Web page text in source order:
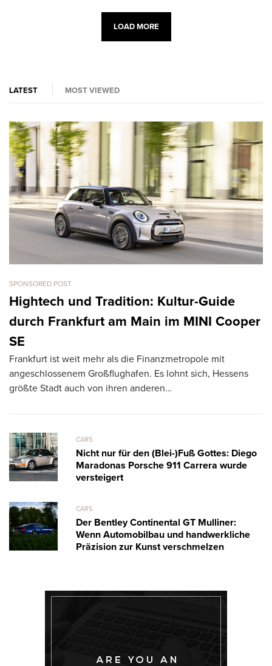
LOAD MORE
LATEST MOST VIEWED
SPONSORED POST
Hightech und Tradition: Kultur-Guide
durch Frankfurt am Main im MINI Cooper
SE
Frankfurt ist weit mehr als die Finanzmetropole mit
angeschlossenem Großflughafen. Es lohnt sich, Hessens
größte Stadt auch von ihren anderen…
CARS
Nicht nur für den (Blei-)Fuß Gottes: Diego
Maradonas Porsche 911 Carrera wurde
versteigert
CARS
Der Bentley Continental GT Mulliner:
Wenn Automobilbau und handwerkliche
Präzision zur Kunst verschmelzen